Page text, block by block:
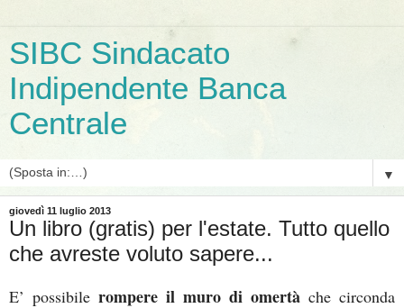
SIBC Sindacato
Indipendente Banca
Centrale
▼
giovedì 11 luglio 2013
Un libro (gratis) per l'estate. Tutto quello
che avreste voluto sapere...
E’ possibile rompere il muro di omertà che circonda